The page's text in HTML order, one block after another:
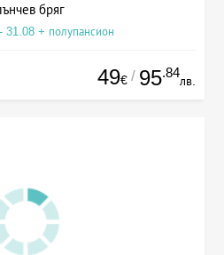
бряг
31.08 + полупансион
49€ / 95.84
лв.